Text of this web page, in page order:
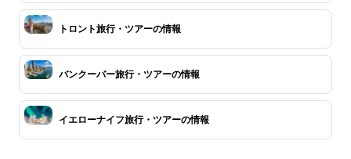
トロント旅行・ツアーの情報
バンクーバー旅行・ツアーの情報
イエローナイフ旅行・ツアーの情報